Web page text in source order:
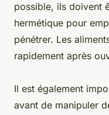
possible, ils doivent
hermétique pour
pénétrer. Les
rapidement après
Il est également
avant de manipuler